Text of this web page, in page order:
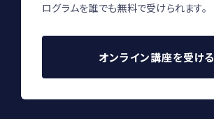
ログラムを誰でも無料で受けられます。
オンライン講座を受ける